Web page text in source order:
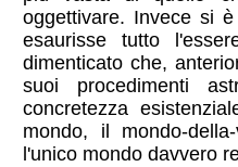
oggettivare. Invece si
esaurisse tutto
dimenticato che,
suoi procedimenti
concretezza
mondo, il mondo-
l'unico mondo davvero